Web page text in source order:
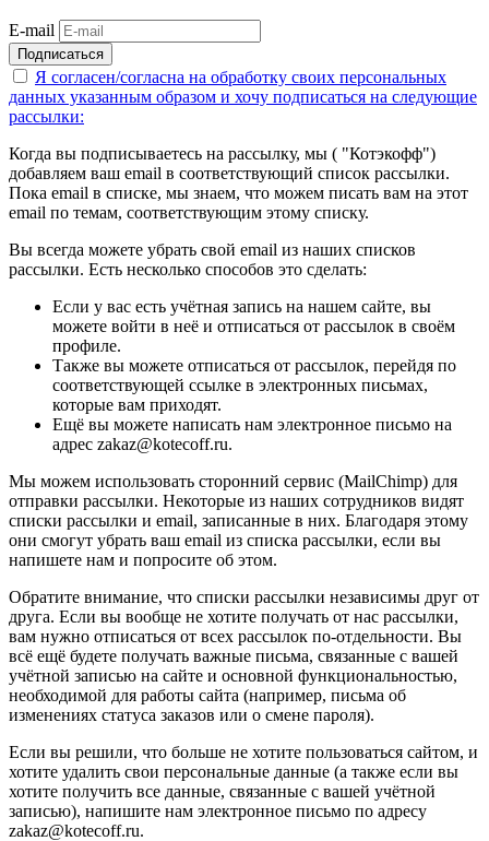
E-mail
Подписаться
Я согласен/согласна на обработку своих персональных
данных указанным образом и хочу подписаться на следующие
рассылки:
Когда вы подписываетесь на рассылку, мы ( "Котэкофф")
добавляем ваш email в соответствующий список рассылки.
Пока email в списке, мы знаем, что можем писать вам на этот
email по темам, соответствующим этому списку.
Вы всегда можете убрать свой email из наших списков
рассылки. Есть несколько способов это сделать:
Если у вас есть учётная запись на нашем сайте, вы
можете войти в неё и отписаться от рассылок в своём
профиле.
Также вы можете отписаться от рассылок, перейдя по
соответствующей ссылке в электронных письмах,
которые вам приходят.
Ещё вы можете написать нам электронное письмо на
адрес zakaz@kotecoff.ru.
Мы можем использовать сторонний сервис (MailChimp) для
отправки рассылки. Некоторые из наших сотрудников видят
списки рассылки и email, записанные в них. Благодаря этому
они смогут убрать ваш email из списка рассылки, если вы
напишете нам и попросите об этом.
Обратите внимание, что списки рассылки независимы друг от
друга. Если вы вообще не хотите получать от нас рассылки,
вам нужно отписаться от всех рассылок по-отдельности. Вы
всё ещё будете получать важные письма, связанные с вашей
учётной записью на сайте и основной функциональностью,
необходимой для работы сайта (например, письма об
изменениях статуса заказов или о смене пароля).
Если вы решили, что больше не хотите пользоваться сайтом, и
хотите удалить свои персональные данные (а также если вы
хотите получить все данные, связанные с вашей учётной
записью), напишите нам электронное письмо по адресу
zakaz@kotecoff.ru.